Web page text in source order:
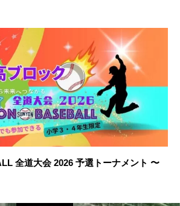
全道大会 2026 予選トーナメント 〜